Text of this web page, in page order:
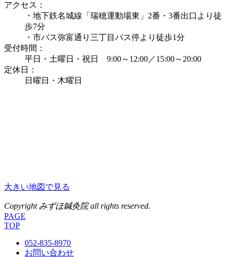
アクセス：
・地下鉄名城線「瑞穂運動場東」2番・3番出口より徒
歩7分
・市バス弥富通り三丁目バス停より徒歩1分
受付時間：
平日・土曜日・祝日 9:00～12:00／15:00～20:00
定休日：
日曜日・木曜日
大きい地図で見る
Copyright みずほ鍼灸院 all rights reserved.
PAGE
TOP
052-835-8970
お問い合わせ